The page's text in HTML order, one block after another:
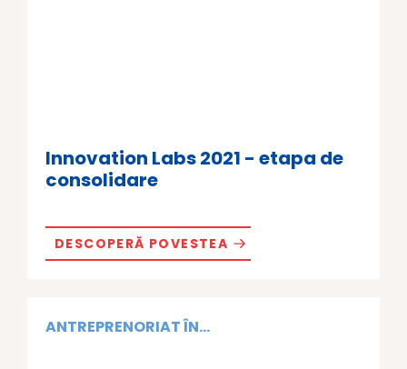
Innovation Labs 2021 - etapa de
consolidare
DESCOPERĂ POVESTEA
ANTREPRENORIAT ÎN...